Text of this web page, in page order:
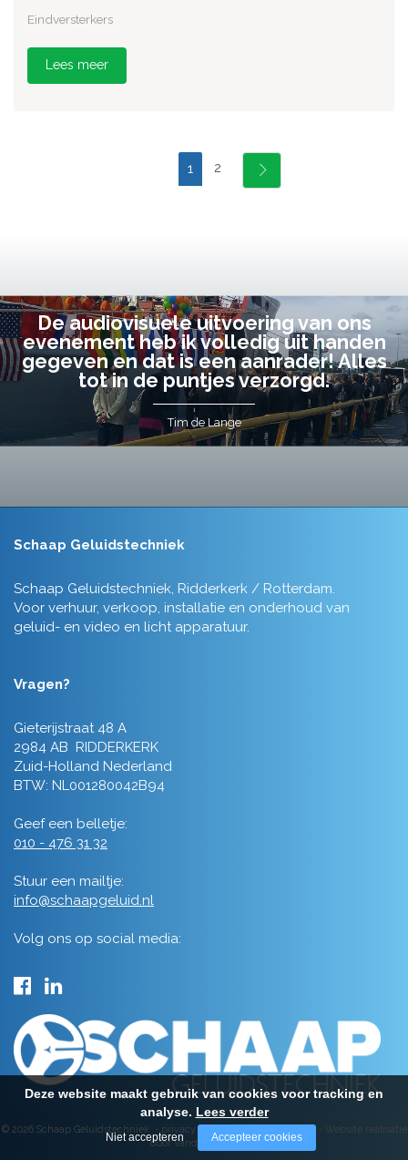
Eindversterkers
Lees meer
1 2
De audiovisuele uitvoering van ons
evenement heb ik volledig uit handen
gegeven en dat is een aanrader! Alles
tot in de puntjes verzorgd.
Tim de Lange
Schaap Geluidstechniek
Schaap Geluidstechniek, Ridderkerk / Rotterdam.
Voor verhuur, verkoop, installatie en onderhoud van
geluid- en video en licht apparatuur.
Vragen?
Gieterijstraat 48 A
2984 AB RIDDERKERK
Zuid-Holland Nederland
BTW: NL001280042B94
Geef een belletje:
010 - 476 31 32
Stuur een mailtje:
info@schaapgeluid.nl
Volg ons op social media:
© 2026 Schaap Geluidstechniek - privacy - algemene voorwaarden- Website realisatie
door Vanderperk Groep
Deze website maakt gebruik van cookies voor tracking en
analyse. Lees verder
Niet accepteren Accepteer cookies